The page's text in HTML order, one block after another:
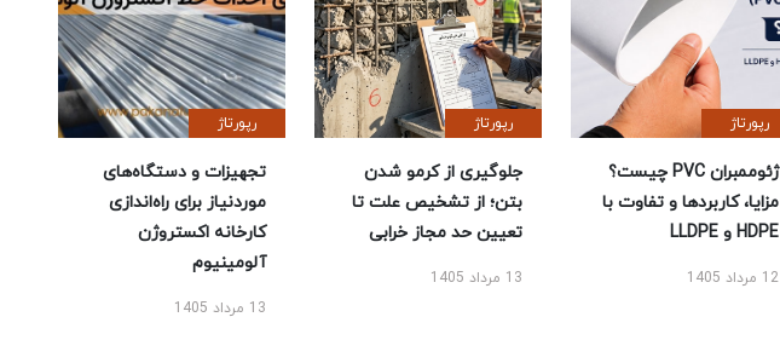
رپورتاژ
ژئوممبران PVC چیست؟
مزایا، کاربردها و تفاوت با
HDPE و LLDPE
12 مرداد 1405
رپورتاژ
جلوگیری از کرمو شدن
بتن؛ از تشخیص علت تا
تعیین حد مجاز خرابی
13 مرداد 1405
رپورتاژ
تجهیزات و دستگاه‌های
موردنیاز برای راه‌اندازی
کارخانه اکستروژن
آلومینیوم
13 مرداد 1405